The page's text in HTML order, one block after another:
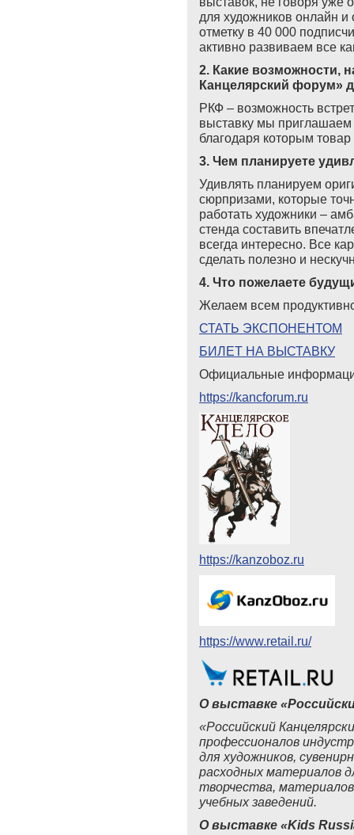
для художников онлайн
отметку в 40 000
активно развиваем все
2. Какие возможности,
Канцелярский форум»
РКФ – возможность
выставку мы приглашаем
благодаря которым
3. Чем планируете
Удивлять планируем
сюрпризами, которые
работать художники –
стенда составить
всегда интересно. Все
сделать полезно и
4. Что пожелаете
Желаем всем
СТАТЬ ЭКСПОНЕНТОМ
БИЛЕТ НА ВЫСТАВКУ
Официальные
https://kancforum.ru
https://kanzoboz.ru
https://www.retail.ru/
О выставке
«Российский
профессионалов
для художников,
расходных материалов
творчества,
учебных заведений.
О выставке «Kids